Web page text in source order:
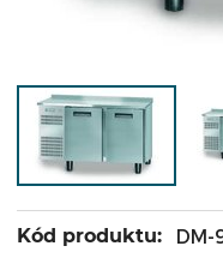
Kód produktu: